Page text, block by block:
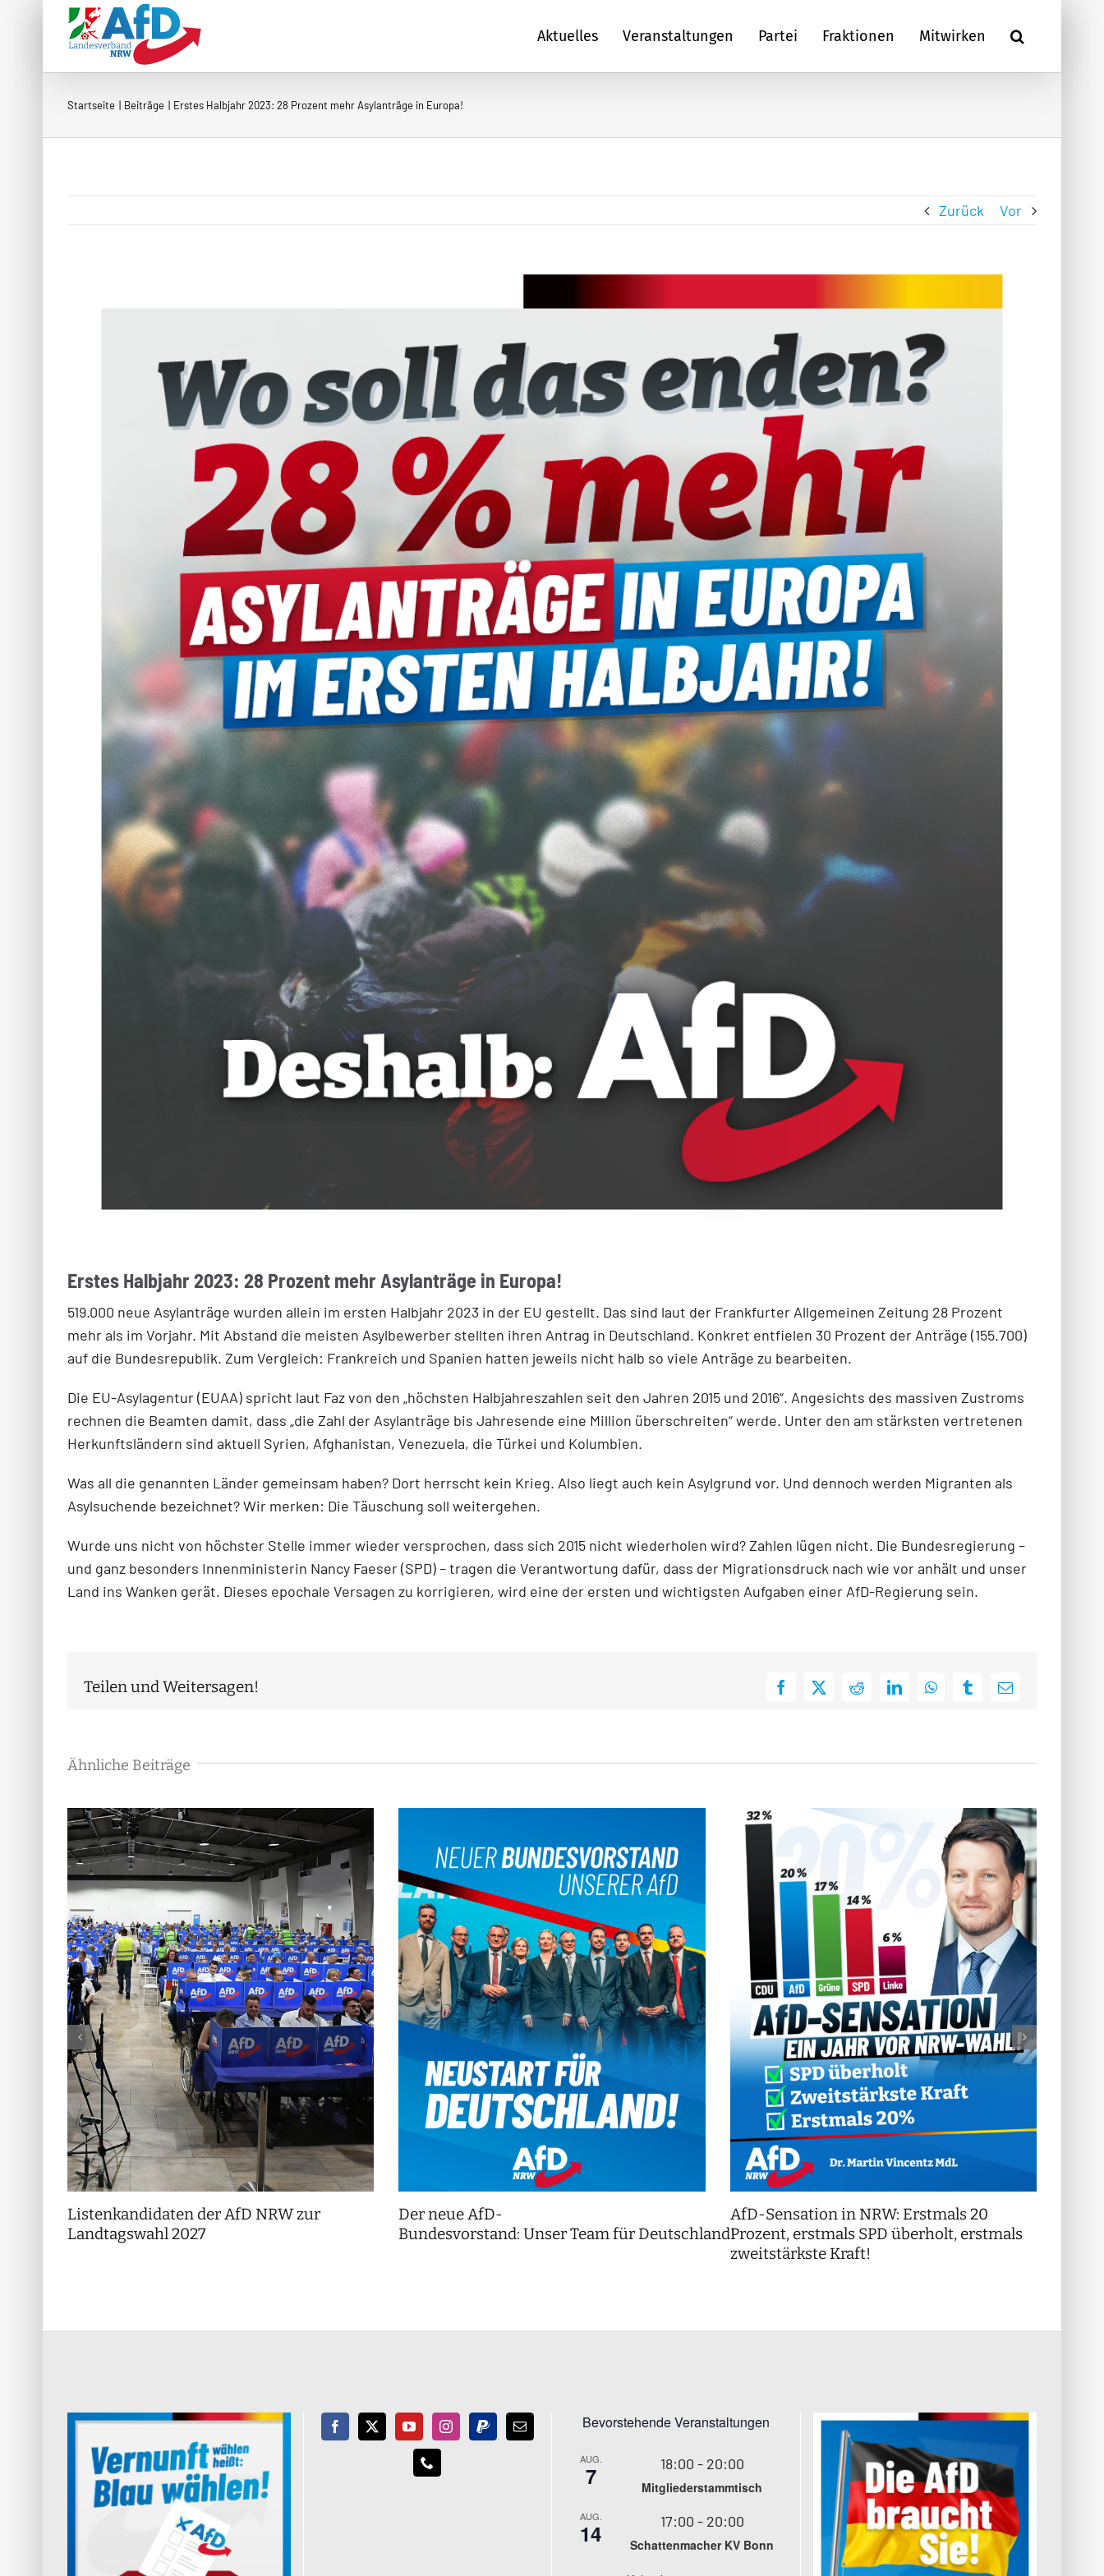
Aktuelles Veranstaltungen Partei Fraktionen Mitwirken
Startseite Beiträge Erstes Halbjahr 2023: 28 Prozent mehr Asylanträge in Europa!
Zurück Vor
Erstes Halbjahr 2023: 28 Prozent mehr Asylanträge in Europa!
519.000 neue Asylanträge wurden allein im ersten Halbjahr 2023 in der EU gestellt. Das sind laut der Frankfurter Allgemeinen Zeitung 28 Prozent
mehr als im Vorjahr. Mit Abstand die meisten Asylbewerber stellten ihren Antrag in Deutschland. Konkret entfielen 30 Prozent der Anträge (155.700)
auf die Bundesrepublik. Zum Vergleich: Frankreich und Spanien hatten jeweils nicht halb so viele Anträge zu bearbeiten.
Die EU-Asylagentur (EUAA) spricht laut Faz von den „höchsten Halbjahreszahlen seit den Jahren 2015 und 2016“. Angesichts des massiven Zustroms
rechnen die Beamten damit, dass „die Zahl der Asylanträge bis Jahresende eine Million überschreiten“ werde. Unter den am stärksten vertretenen
Herkunftsländern sind aktuell Syrien, Afghanistan, Venezuela, die Türkei und Kolumbien.
Was all die genannten Länder gemeinsam haben? Dort herrscht kein Krieg. Also liegt auch kein Asylgrund vor. Und dennoch werden Migranten als
Asylsuchende bezeichnet? Wir merken: Die Täuschung soll weitergehen.
Wurde uns nicht von höchster Stelle immer wieder versprochen, dass sich 2015 nicht wiederholen wird? Zahlen lügen nicht. Die Bundesregierung –
und ganz besonders Innenministerin Nancy Faeser (SPD) – tragen die Verantwortung dafür, dass der Migrationsdruck nach wie vor anhält und unser
Land ins Wanken gerät. Dieses epochale Versagen zu korrigieren, wird eine der ersten und wichtigsten Aufgaben einer AfD-Regierung sein.
Teilen und Weitersagen! Facebook
X RedditLinkedInWhatsAppTumblrE-
Ähnliche Beiträge
Listenkandidaten der AfD NRW zur
Landtagswahl 2027
Der neue AfD-
Bundesvorstand: Unser Team für Deutschland!
AfD-Sensation in NRW: Erstmals 20
Prozent, erstmals SPD überholt, erstmals
zweitstärkste Kraft!
Bevorstehende Veranstaltungen
AUG.
7 18:00 - 20:00
Mitgliederstammtisch
AUG.
14 17:00 - 20:00
Schattenmacher KV Bonn